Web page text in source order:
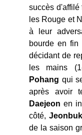
succès d'affilé
les Rouge et
à leur
bourde en fin
décidant de
les mains
Pohang qui
après avoir
Daejeon en
côté,Jeonbuk
de la saison